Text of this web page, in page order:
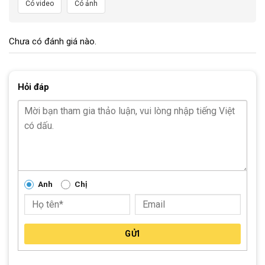
Hình Ảnh Chi Tiết Xe Đạp Cho Bé Gái 18 Inch Weilaixi WLC
Thiết kế chắn sên xe giúp các bé an toàn khi di chuyển
Vỏ đựng các đồ dùng, đồ chơi tiện lợi cho các bé
Bánh xe được thiết kế với vỏ cao su chất liệu tự nhiên khá dày giúp tay
lái ổn định, cổ xe không bị lạng sang 2 bên
Có video Có ảnh
Chưa có đánh giá nào.
Hỏi đáp
Anh Chị
GỬI